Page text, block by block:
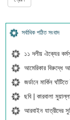
সর্বাধিক পঠিত সংবাদ
১১ দলীয় ঐক্যের
আমেরিকার বিরুদ্ধে
জর্ডানে মার্কিন
ছবি | কারবালা
আরবাইন যাত্রীদের